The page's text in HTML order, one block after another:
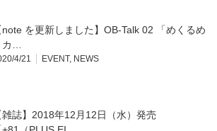
note を更新しました】OB-Talk 02 「めくるめ
カ…
4/21 EVENT, NEWS
雑誌】2018年12月12日（水）発売